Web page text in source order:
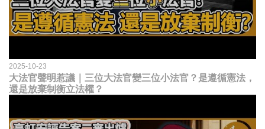
2025-10-23
大法官聲明惹議｜三位大法官變三位小法官？是遵循憲法，
還是放棄制衡立法權？